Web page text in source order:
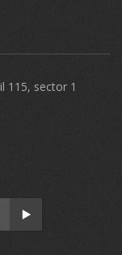
115, sector 1